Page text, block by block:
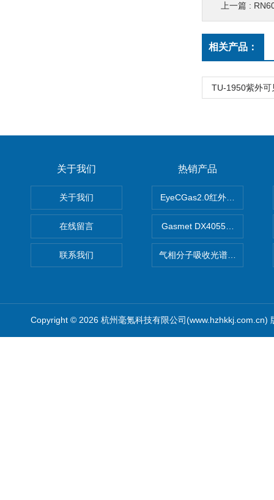
上一篇 :
相关产品：
TU-1950紫外可
关于我们
关于我们
在线留言
联系我们
热销产品
EyeCGas2.0红外热成像仪
Gasmet DX4055便携式傅里
气相分子吸收光谱仪（HGMA
Copyright © 2026 杭州毫氪科技有限公司(www.hzhkkj.com.cn)